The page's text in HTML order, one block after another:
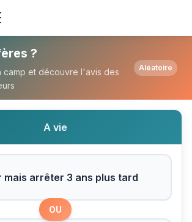
Fumer mais arrêter 3 ans
?
camp et découvre l'avis des
Aléatoire
A vie
mais arrêter 3 ans plus tard
OU